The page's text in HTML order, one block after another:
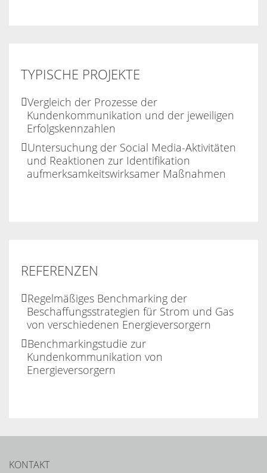
TYPISCHE PROJEKTE
Vergleich der Prozesse der
Kundenkommunikation und der jeweiligen
Erfolgskennzahlen
Untersuchung der Social Media-Aktivitäten
und Reaktionen zur Identifikation
aufmerksamkeitswirksamer Maßnahmen
REFERENZEN
Regelmäßiges Benchmarking der
Beschaffungsstrategien für Strom und Gas
von verschiedenen Energieversorgern
Benchmarkingstudie zur
Kundenkommunikation von
Energieversorgern
KONTAKT